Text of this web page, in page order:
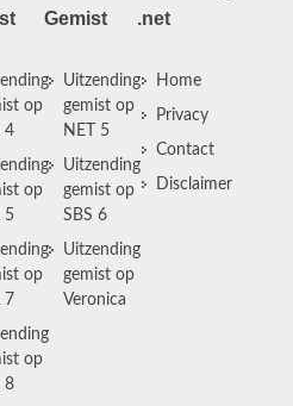
op
4
op
5
op
7
op
8
Gemist
Uitzending
gemist op
NET 5
Uitzending
gemist op
SBS 6
Uitzending
gemist op
Veronica
.net
Home
Privacy
Contact
Disclaimer